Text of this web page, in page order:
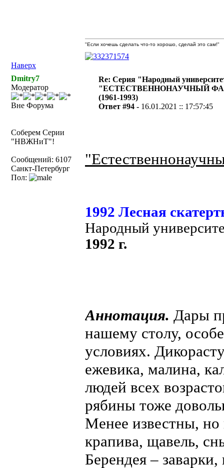
Наверх
"Если хочешь сделать что-то хорошо, сделай это сам!"
Dmitry7
Модератор
Вне Форума
Соберем Серии
"НВЖНиТ"!
Сообщений: 6107
Санкт-Петербург
Пол:
Re: Серия "Народный
"ЕСТЕСТВЕННОНАУЧНЫЙ
(1961-1993)
Ответ #94 - 16.01.2021 :: 17:57:45
1992 Лесная
Народный
1992 г.
Аннотация. Дары
нашему столу,
условиях.
ежевика, малина,
людей всех
рябины тоже
Менее известны,
крапива, щавель,
Берендея –